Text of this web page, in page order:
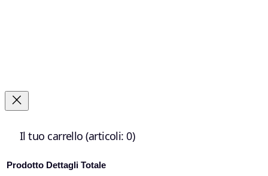
Il tuo carrello(articoli: 0)
Prodotto Dettagli Totale